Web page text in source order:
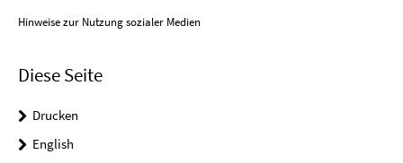
Hinweise zur Nutzung sozialer Medien
Diese Seite
Drucken
English